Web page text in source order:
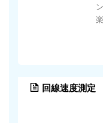
ン
回線速度測定